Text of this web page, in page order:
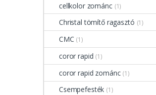
cellkolor zománc (1)
Christal tömítő ragasztó (1)
CMC (1)
coror rapid (1)
coror rapid zománc (1)
Csempefesték (1)